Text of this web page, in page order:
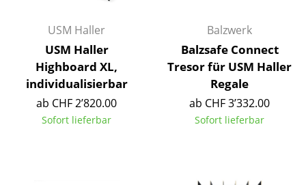
Spiegel
Figuren & Miniaturen
Vasen
Tabletts
USM Haller
USM Haller
Highboard XL,
individualisierbar
ab CHF 2’820.00
Sofort lieferbar
Balzwerk
Balzsafe Connect
Tresor für USM Haller
Regale
ab CHF 3’332.00
Sofort lieferbar